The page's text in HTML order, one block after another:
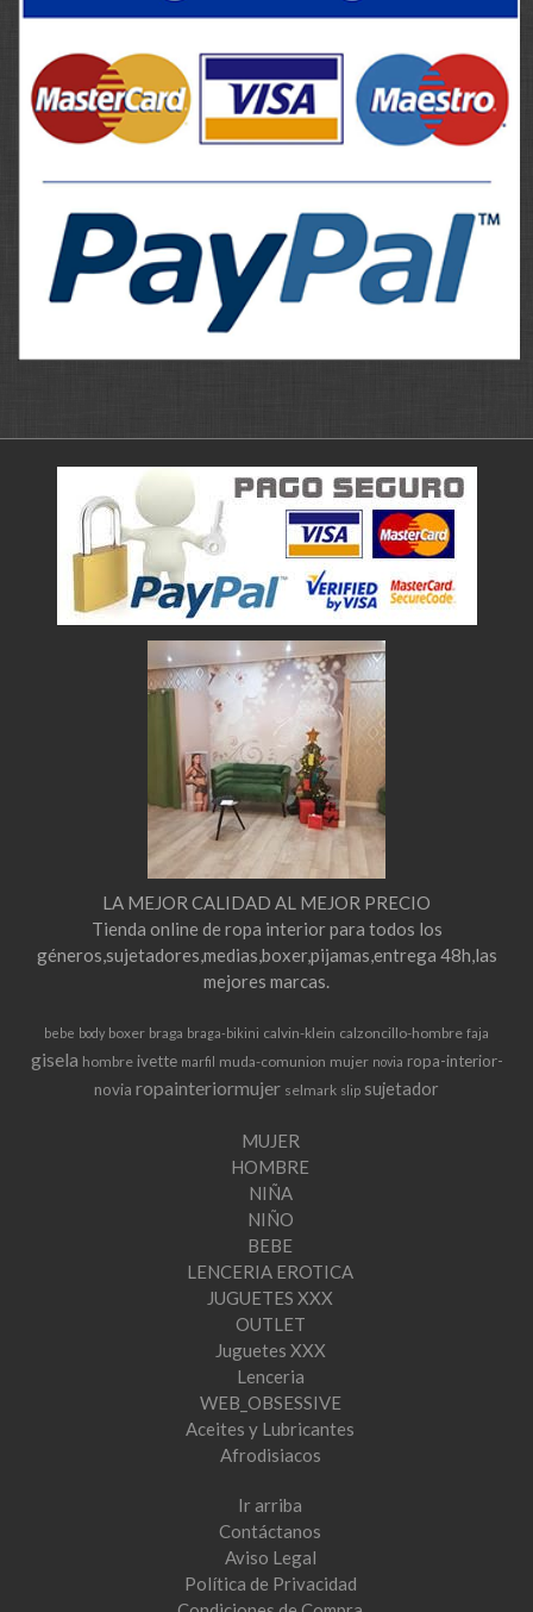
LA MEJOR CALIDAD AL MEJOR PRECIO
Tienda online de ropa interior para todos los
géneros,sujetadores,medias,boxer,pijamas,entrega 48h,las
mejores marcas.
bebe body boxer braga braga-bikini calvin-klein calzoncillo-hombre faja
gisela hombre ivette marfil muda-comunion mujer novia ropa-interior-
novia ropainteriormujer selmark slip sujetador
MUJER
HOMBRE
NIÑA
NIÑO
BEBE
LENCERIA EROTICA
JUGUETES XXX
OUTLET
Juguetes XXX
Lenceria
WEB_OBSESSIVE
Aceites y Lubricantes
Afrodisiacos
Ir arriba
Contáctanos
Aviso Legal
Política de Privacidad